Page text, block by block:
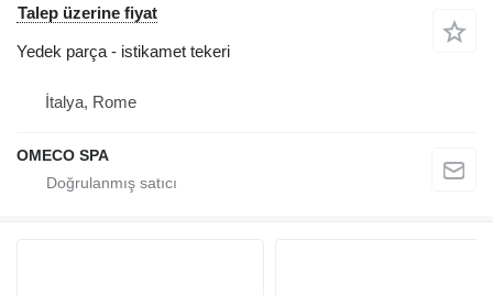
Talep üzerine fiyat
Yedek parça - istikamet tekeri
İtalya, Rome
OMECO SPA